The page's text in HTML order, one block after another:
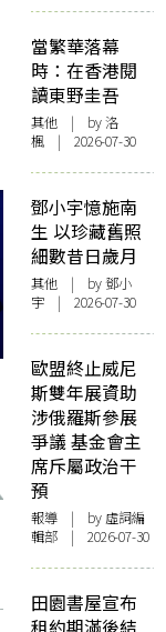
當繁華落幕
時：在香港閱
讀東野圭吾
其他 | by洛
楓 | 2026-07-30
鄧小宇憶施南
生 以珍藏舊照
細數昔日歲月
其他 | by 鄧小
宇 | 2026-07-30
歐盟終止威尼
斯雙年展資助
涉俄羅斯參展
爭議 基金會主
席斥屬政治干
預
報導 | by 虛詞編
輯部 | 2026-07-30
田園書屋宣布